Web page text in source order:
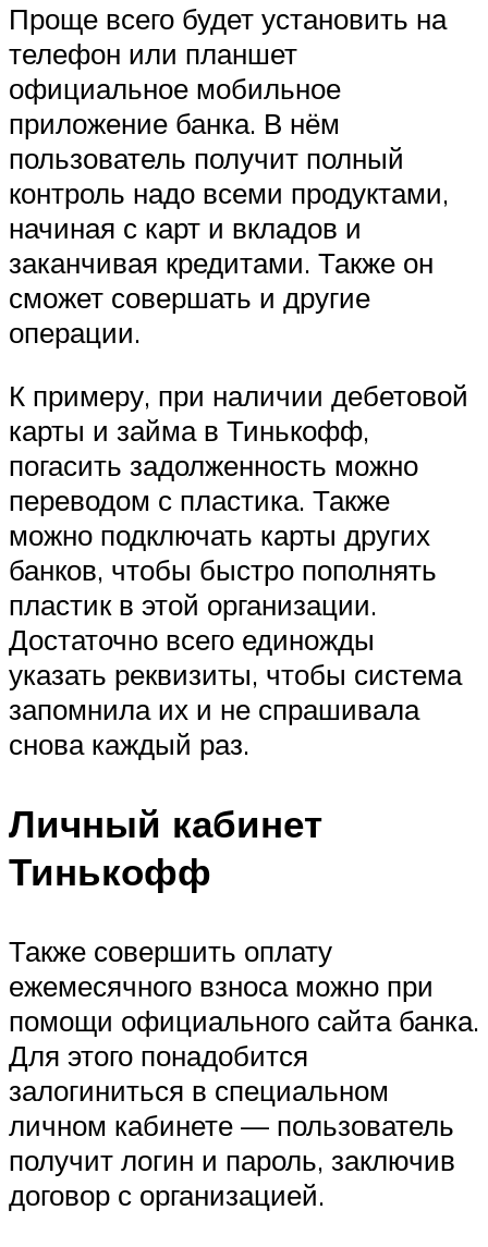
Проще всего будет установить на
телефон или планшет
официальное мобильное
приложение банка. В нём
пользователь получит полный
контроль надо всеми продуктами,
начиная с карт и вкладов и
заканчивая кредитами. Также он
сможет совершать и другие
операции.
К примеру, при наличии дебетовой
карты и займа в Тинькофф,
погасить задолженность можно
переводом с пластика. Также
можно подключать карты других
банков, чтобы быстро пополнять
пластик в этой организации.
Достаточно всего единожды
указать реквизиты, чтобы система
запомнила их и не спрашивала
снова каждый раз.
Личный кабинет
Тинькофф
Также совершить оплату
ежемесячного взноса можно при
помощи официального сайта банка.
Для этого понадобится
залогиниться в специальном
личном кабинете — пользователь
получит логин и пароль, заключив
договор с организацией.